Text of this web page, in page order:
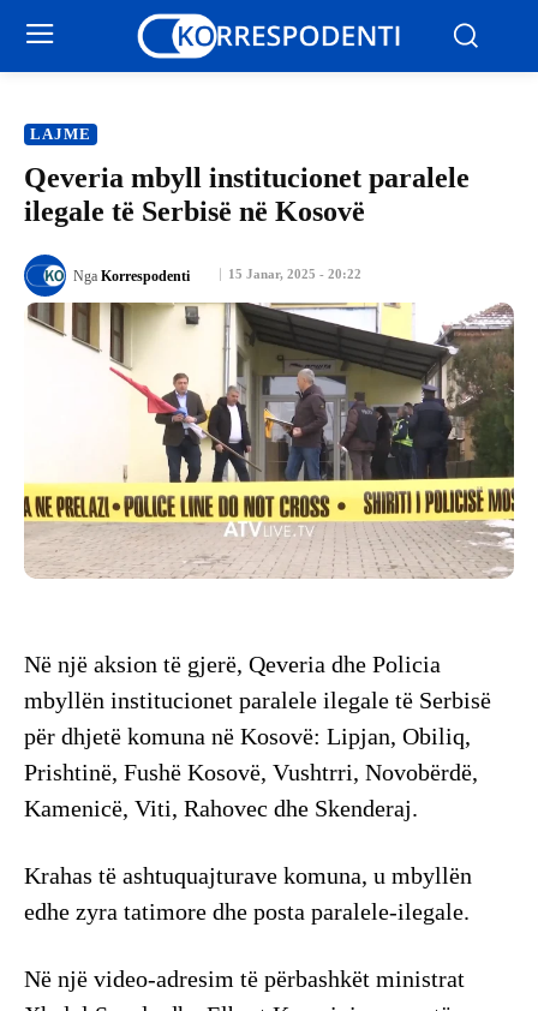
LAJME
Qeveria mbyll institucionet paralele
ilegale të Serbisë në Kosovë
15 Janar, 2025 - 20:22
Nga Korrespodenti
Në një aksion të gjerë, Qeveria dhe Policia
mbyllën institucionet paralele ilegale të Serbisë
për dhjetë komuna në Kosovë: Lipjan, Obiliq,
Prishtinë, Fushë Kosovë, Vushtrri, Novobërdë,
Kamenicë, Viti, Rahovec dhe Skenderaj.
Krahas të ashtuquajturave komuna, u mbyllën
edhe zyra tatimore dhe posta paralele-ilegale.
Në një video-adresim të përbashkët ministrat